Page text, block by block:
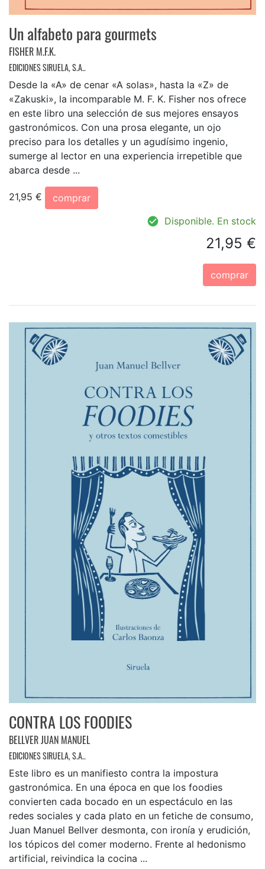
Un alfabeto para gourmets
FISHER M.F.K.
EDICIONES SIRUELA, S.A..
Desde la «A» de cenar «A solas», hasta la «Z» de
«Zakuski», la incomparable M. F. K. Fisher nos ofrece
en este libro una selección de sus mejores ensayos
gastronómicos. Con una prosa elegante, un ojo
preciso para los detalles y un agudísimo ingenio,
sumerge al lector en una experiencia irrepetible que
abarca desde ...
21,95 €
comprar
Disponible. En stock
21,95 €
comprar
CONTRA LOS FOODIES
BELLVER JUAN MANUEL
EDICIONES SIRUELA, S.A..
Este libro es un manifiesto contra la impostura
gastronómica. En una época en que los foodies
convierten cada bocado en un espectáculo en las
redes sociales y cada plato en un fetiche de consumo,
Juan Manuel Bellver desmonta, con ironía y erudición,
los tópicos del comer moderno. Frente al hedonismo
artificial, reivindica la cocina ...